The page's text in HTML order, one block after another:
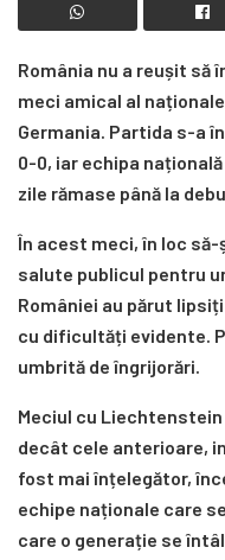
România nu a reușit să
meci amical al
Germania. Partida s-a
0-0, iar echipa
zile rămase până la
În acest meci, în loc
salute publicul pentru
României au părut
cu dificultăți evidente.
umbrită de îngrijorări.
Meciul cu
decât cele anterioare,
fost mai înțelegător,
echipe naționale care
care o generație se